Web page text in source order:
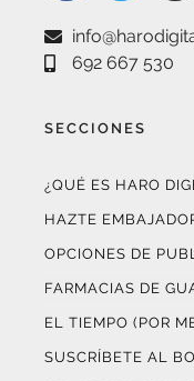
692 667 530
SECCIONES
¿QUÉ ES HARO
HAZTE
OPCIONES DE
FARMACIAS DE
EL TIEMPO (POR
SUSCRÍBETE AL